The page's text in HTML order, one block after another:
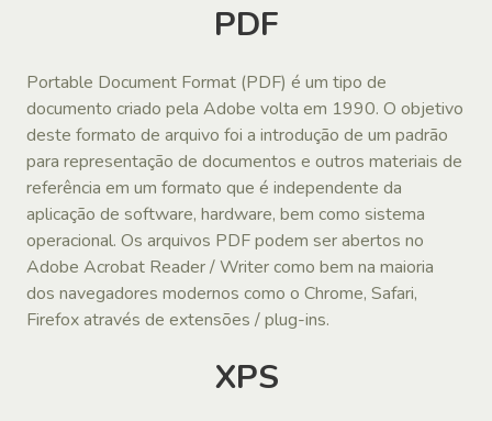
PDF
Portable Document Format (PDF) é um tipo de
documento criado pela Adobe volta em 1990. O objetivo
deste formato de arquivo foi a introdução de um padrão
para representação de documentos e outros materiais de
referência em um formato que é independente da
aplicação de software, hardware, bem como sistema
operacional. Os arquivos PDF podem ser abertos no
Adobe Acrobat Reader / Writer como bem na maioria
dos navegadores modernos como o Chrome, Safari,
Firefox através de extensões / plug-ins.
XPS